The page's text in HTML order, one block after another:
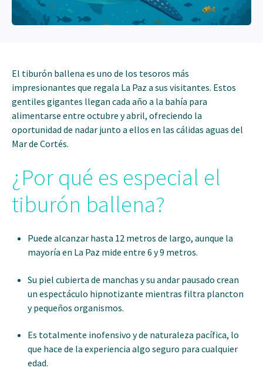
El tiburón ballena es uno de los tesoros más
impresionantes que regala La Paz a sus visitantes. Estos
gentiles gigantes llegan cada año a la bahía para
alimentarse entre octubre y abril, ofreciendo la
oportunidad de nadar junto a ellos en las cálidas aguas del
Mar de Cortés.
¿Por qué es especial el
tiburón ballena?
Puede alcanzar hasta 12 metros de largo, aunque la
mayoría en La Paz mide entre 6 y 9 metros.
Su piel cubierta de manchas y su andar pausado crean
un espectáculo hipnotizante mientras filtra plancton
y pequeños organismos.
Es totalmente inofensivo y de naturaleza pacífica, lo
que hace de la experiencia algo seguro para cualquier
edad.